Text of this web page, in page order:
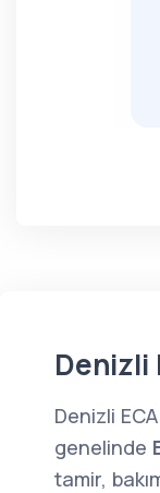
Denizli
Denizli
genelinde
tamir,